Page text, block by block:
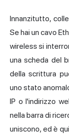
Innanzitutto,
Se hai un cavo
wireless si
una scheda del
della scrittura
uno stato
IP o l'indirizzo
nella barra di
uniscono, ed è